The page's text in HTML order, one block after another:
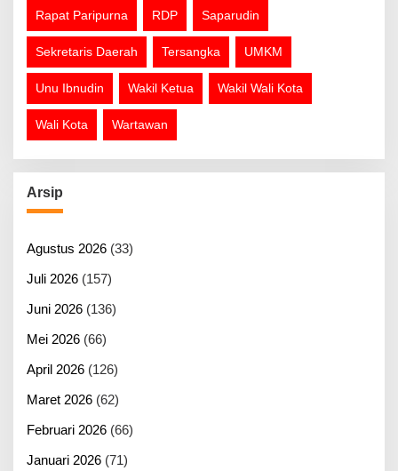
Rapat Paripurna RDP Saparudin
Sekretaris Daerah Tersangka UMKM
Unu Ibnudin Wakil Ketua Wakil Wali Kota
Wali Kota Wartawan
Arsip
Agustus 2026 (33)
Juli 2026 (157)
Juni 2026 (136)
Mei 2026 (66)
April 2026 (126)
Maret 2026 (62)
Februari 2026 (66)
Januari 2026 (71)